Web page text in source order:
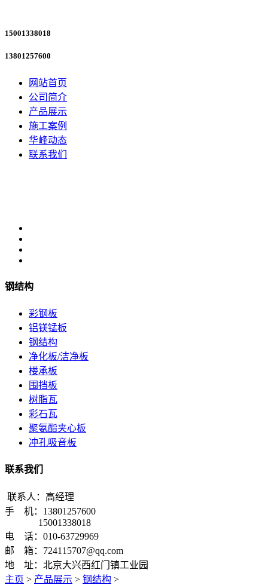
15001338018
13801257600
网站首页
公司简介
产品展示
施工案例
华峰动态
联系我们
钢结构
彩钢板
铝镁锰板
钢结构
净化板/洁净板
楼承板
围挡板
树脂瓦
彩石瓦
聚氨酯夹心板
冲孔吸音板
联系我们
联系人：高经理
手 机：13801257600
15001338018
电 话：010-63729969
邮 箱：724115707@qq.com
地 址：北京大兴西红门镇工业园
主页 > 产品展示 > 钢结构 >